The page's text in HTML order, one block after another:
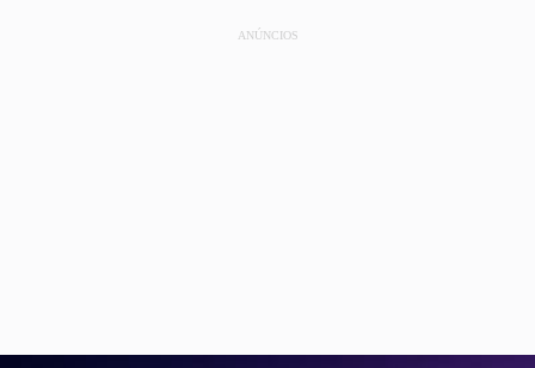
ANÚNCIOS